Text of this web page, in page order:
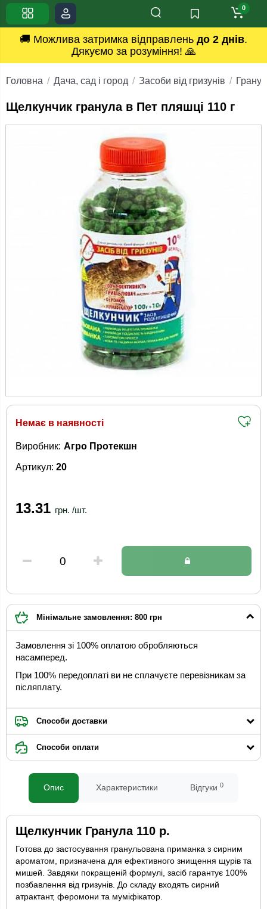
🚚 Можлива затримка відправлень до 2 днів.
Дякуємо за розуміння! 🙏
0
Головна Дача, сад і город Засоби від гризунів
Щелкунчик гранула в Пет пляшці 110 г
Немає в наявності
Артикул: 20
Виробник: Агро Протекшн
13.31 грн. /шт.
Мінімальне замовлення: 800 грн
Замовлення зі 100% оплатою обробляються
насамперед.
При 100% передоплаті ви не сплачуєте перевізникам за
післяплату.
Способи доставки
Способи оплати
Опис Характеристики Відгуки 0
Щелкунчик Гранула 110 р.
Готова до застосування гранульована приманка з сирним
ароматом, призначена для ефективного знищення щурів та
мишей. Завдяки покращеній формулі, засіб гарантує 100%
позбавлення від гризунів. До складу входять сирний
атрактант, феромони та муміфікатор.